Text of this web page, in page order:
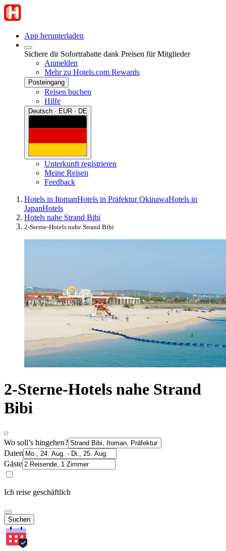
App herunterladen
Sichere dir Sofortrabatte dank Preisen für Mitglieder
Anmelden
Mehr zu Hotels.com Rewards
Posteingang
Reisen buchen
Hilfe
Deutsch · EUR · DE
Unterkunft registrieren
Meine Reisen
Feedback
Hotels in ItomanHotels in Präfektur OkinawaHotels in
JapanHotels
Hotels nahe Strand Bibi
2-Sterne-Hotels nahe Strand Bibi
2-Sterne-Hotels nahe Strand
Bibi
Wo soll’s hingehen?
Daten
Gäste
Ich reise geschäftlich
Suchen